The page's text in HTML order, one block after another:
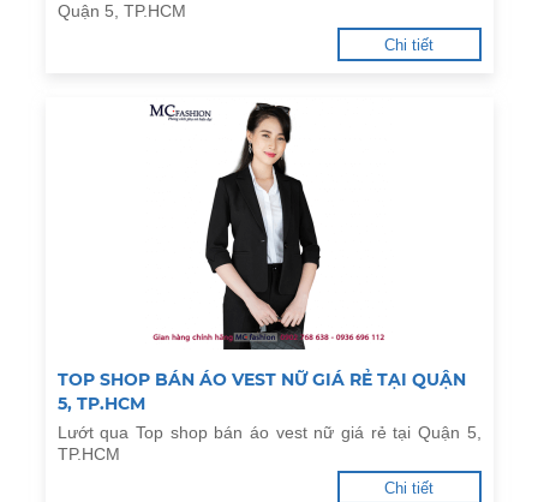
Quận 5, TP.HCM
Chi tiết
TOP SHOP BÁN ÁO VEST NỮ GIÁ RẺ TẠI QUẬN
5, TP.HCM
Lướt qua Top shop bán áo vest nữ giá rẻ tại Quận 5,
TP.HCM
Chi tiết